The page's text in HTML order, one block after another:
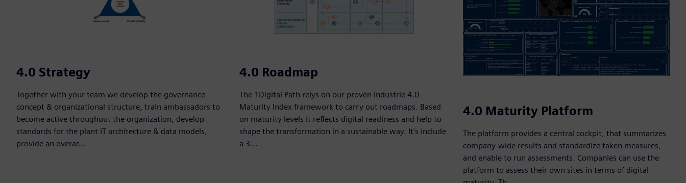
4.0 Strategy
Together with your team we develop the governance
concept & organizational structure, train ambassadors to
become active throughout the organization, develop
standards for the plant IT architecture & data models,
provide an overar...
4.0 Roadmap
The 1Digital Path relys on our proven Industrie 4.0
Maturity Index framework to carry out roadmaps. Based
on maturity levels it reflects digital readiness and help to
shape the transformation in a sustainable way. It's include
a 3...
4.0 Maturity Platform
The platform provides a central cockpit, that summarizes
company-wide results and standardize taken measures,
and enable to run assessments. Companies can use the
platform to assess their own sites in terms of digital